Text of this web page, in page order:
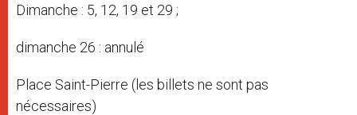
Dimanche : 5, 12, 19 et 29 ;
dimanche 26 : annulé
Place Saint-Pierre (les billets ne sont pas
nécessaires)